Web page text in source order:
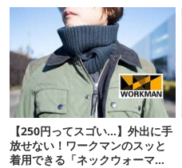
【250円ってスゴい…】外出に手
放せない！ワークマンのスッと
着用できる「ネックウォーマ